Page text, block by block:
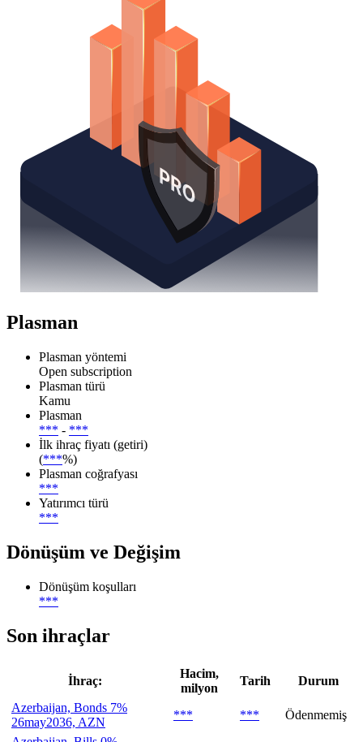
Plasman
Plasman yöntemi
Open subscription
Plasman türü
Kamu
Plasman
*** - ***
İlk ihraç fiyatı (getiri)
(***%)
Plasman coğrafyası
***
Yatırımcı türü
***
Dönüşüm ve Değişim
Dönüşüm koşulları
***
Son ihraçlar
İhraç:
Hacim,
milyon
Tarih
Durum
Azerbaijan, Bonds 7%
26may2036, AZN
*** ***
Ödenmemiş